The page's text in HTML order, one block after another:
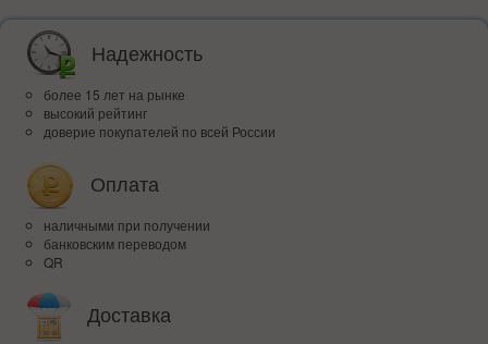
Надежность
более 15 лет на рынке
высокий рейтинг
доверие покупателей по всей России
Оплата
наличными при получении
банковским переводом
QR
Доставка